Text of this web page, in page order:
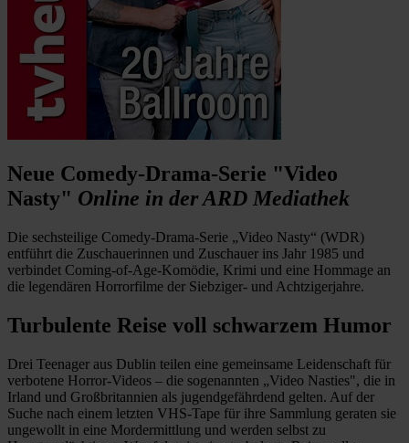
Neue Comedy-Drama-Serie "Video
Nasty" Online in der ARD Mediathek
Die sechsteilige Comedy-Drama-Serie „Video Nasty“ (WDR)
entführt die Zuschauerinnen und Zuschauer ins Jahr 1985 und
verbindet Coming-of-Age-Komödie, Krimi und eine Hommage an
die legendären Horrorfilme der Siebziger- und Achtzigerjahre.
Turbulente Reise voll schwarzem Humor
Drei Teenager aus Dublin teilen eine gemeinsame Leidenschaft für
verbotene Horror-Videos – die sogenannten „Video Nasties", die in
Irland und Großbritannien als jugendgefährdend gelten. Auf der
Suche nach einem letzten VHS-Tape für ihre Sammlung geraten sie
ungewollt in eine Mordermittlung und werden selbst zu